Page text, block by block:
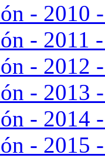
- 2010
- 2011
- 2012
- 2013
- 2014
- 2015